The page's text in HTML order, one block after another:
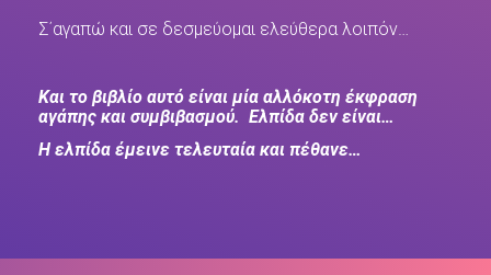
Σ΄αγαπώ και σε δεσμεύομαι ελεύθερα λοιπόν…
Και το βιβλίο αυτό είναι μία αλλόκοτη έκφραση
αγάπης και συμβιβασμού. Ελπίδα δεν είναι…
Η ελπίδα έμεινε τελευταία και πέθανε…